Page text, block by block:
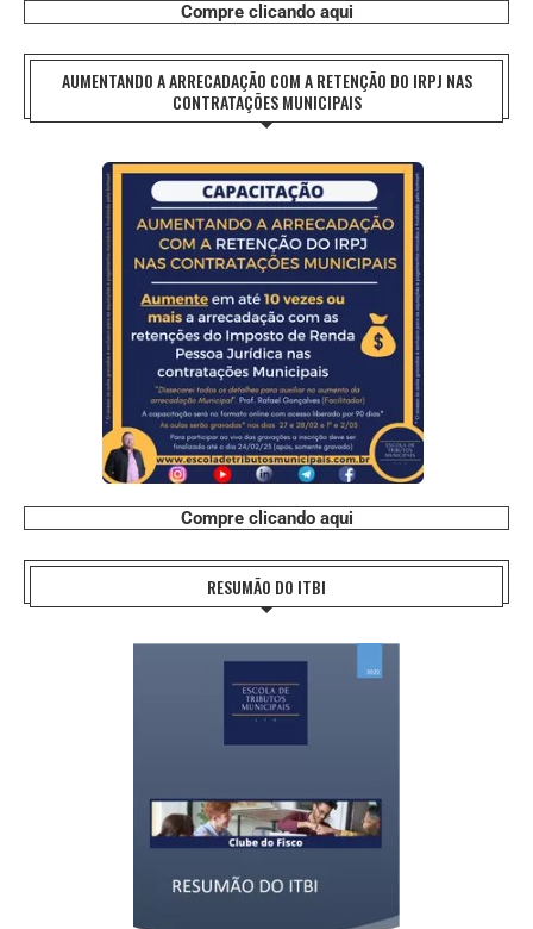
Compre clicando aqui
AUMENTANDO A ARRECADAÇÃO COM A RETENÇÃO DO IRPJ NAS
CONTRATAÇÕES MUNICIPAIS
Compre clicando aqui
RESUMÃO DO ITBI